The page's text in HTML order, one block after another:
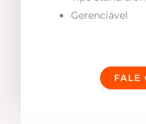
Gerenciável
FALE